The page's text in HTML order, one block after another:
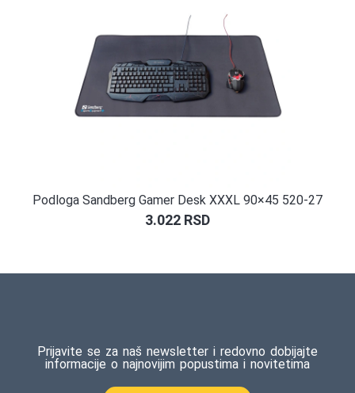
Podloga Sandberg Gamer Desk XXXL 90×45 520-27
3.022 RSD
Prijavite se za naš newsletter i redovno dobijajte
informacije o najnovijim popustima i novitetima